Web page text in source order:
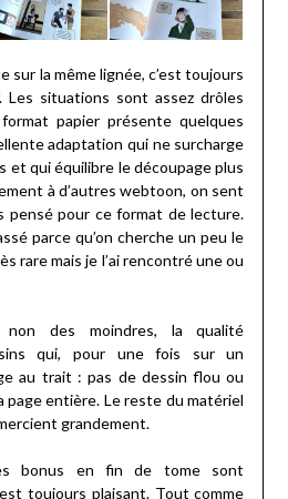
sur la même lignée, c’est toujours
Les situations sont assez drôles
papier présente quelques
adaptation qui ne surcharge
et qui équilibre le découpage plus
à d’autres webtoon, on sent
pensé pour ce format de lecture.
parce qu’on cherche un peu le
rare mais je l’ai rencontré une ou
des moindres, la qualité
qui, pour une fois sur un
au trait : pas de dessin flou ou
page entière. Le reste du matériel
grandement.
bonus en fin de tome sont
toujours plaisant. Tout comme